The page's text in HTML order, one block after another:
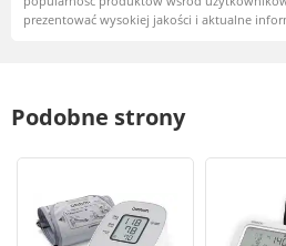
prezentować wysokiej jakości i aktualne
Podobne strony